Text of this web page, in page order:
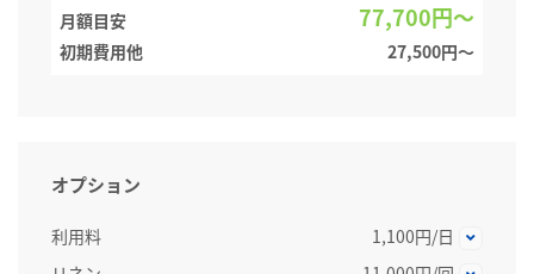
月額目安 77,700円～
初期費用他 27,500円〜
オプション
利用料
1,100円/日